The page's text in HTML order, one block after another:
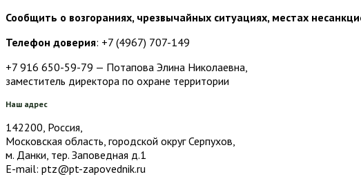
Сообщить о возгораниях, чрезвычайных ситуациях, местах
Телефон доверия: +7 (4967) 707-149
+7 916 650-59-79 — Потапова Элина Николаевна,
заместитель директора по охране территории
Наш адрес
142200, Россия,
Московская область, городской округ Серпухов,
м. Данки, тер. Заповедная д.1
E-mail: ptz@pt-zapovednik.ru